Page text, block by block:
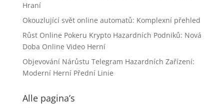
Hraní
Okouzlující svět online automatů: Komplexní přehled
Růst Online Pokeru Krypto Hazardních Podniků: Nová
Doba Online Video Herní
Objevování Nárůstu Telegram Hazardních Zařízení:
Moderní Herní Přední Linie
Alle pagina’s